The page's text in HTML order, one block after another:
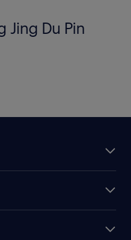
Jing Du Pin